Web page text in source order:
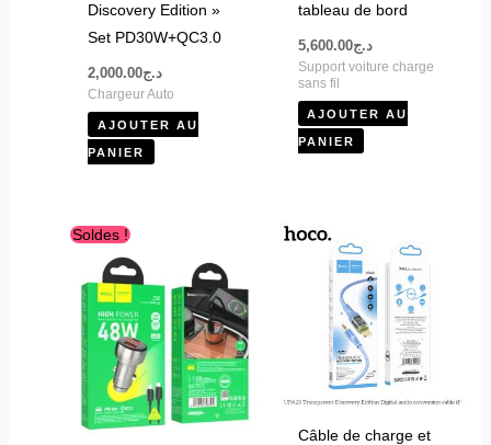
Discovery Edition »
Set PD30W+QC3.0
د.ج2,000.00
Chargeur Auto
AJOUTER AU
PANIER
tableau de bord
د.ج5,600.00
Support voiture charge
sans fil
AJOUTER AU
PANIER
Soldes !
Le
prix
initial
était :
actuel
est :
د.ج2,180.00.
Câble de charge et